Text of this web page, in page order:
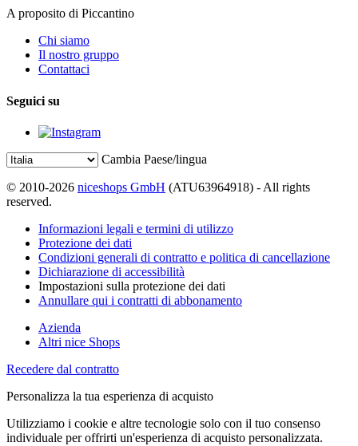
A proposito di Piccantino
Chi siamo
Il nostro gruppo
Contattaci
Seguici su
Cambia Paese/lingua
© 2010-2026 niceshops GmbH (ATU63964918) - All rights
reserved.
Informazioni legali e termini di utilizzo
Protezione dei dati
Condizioni generali di contratto e politica di cancellazione
Dichiarazione di accessibilità
Impostazioni sulla protezione dei dati
Annullare qui i contratti di abbonamento
Azienda
Altri nice Shops
Recedere dal contratto
Personalizza la tua esperienza di acquisto
Utilizziamo i cookie e altre tecnologie solo con il tuo consenso
individuale per offrirti un'esperienza di acquisto personalizzata.